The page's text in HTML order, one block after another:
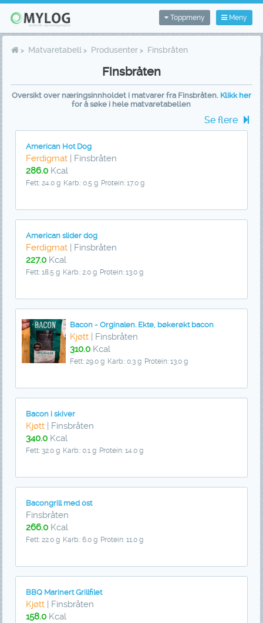
Meny
Toppmeny
Matvaretabell Produsenter Finsbråten
Finsbråten
Oversikt over næringsinnholdet i matvarer fra Finsbråten. Klikk her
for å søke i hele matvaretabellen
Se flere
American Hot Dog
Ferdigmat | Finsbråten
286.0 Kcal
Fett: 24.0 g Karb.: 0.5 g Protein: 17.0 g
American slider dog
Ferdigmat | Finsbråten
227.0 Kcal
Fett: 18.5 g Karb.: 2.0 g Protein: 13.0 g
Bacon - Orginalen. Ekte, bøkerøkt bacon
Kjøtt | Finsbråten
310.0 Kcal
Fett: 29.0 g Karb.: 0.3 g Protein: 13.0 g
Bacon i skiver
Kjøtt | Finsbråten
340.0 Kcal
Fett: 32.0 g Karb.: 0.1 g Protein: 14.0 g
Bacongrill med ost
Finsbråten
266.0 Kcal
Fett: 22.0 g Karb.: 6.0 g Protein: 11.0 g
BBQ Marinert Grillfilet
Kjøtt | Finsbråten
158.0 Kcal